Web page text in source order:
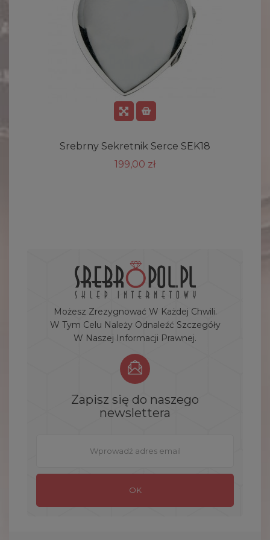
Srebrny Sekretnik Serce SEK18
199,00 zł
Możesz Zrezygnować W Każdej Chwili.
W Tym Celu Należy Odnaleźć Szczegóły
W Naszej Informacji Prawnej.
Zapisz się do naszego
newslettera